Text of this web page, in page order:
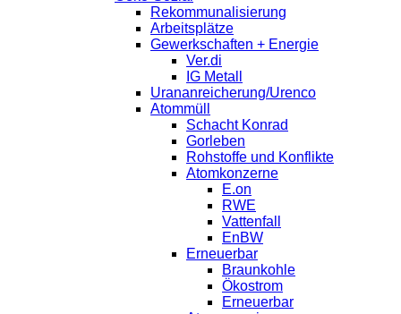
Rekommunalisierung
Arbeitsplätze
Gewerkschaften + Energie
Ver.di
IG Metall
Urananreicherung/Urenco
Atommüll
Schacht Konrad
Gorleben
Rohstoffe und Konflikte
Atomkonzerne
E.on
RWE
Vattenfall
EnBW
Erneuerbar
Braunkohle
Ökostrom
Erneuerbar